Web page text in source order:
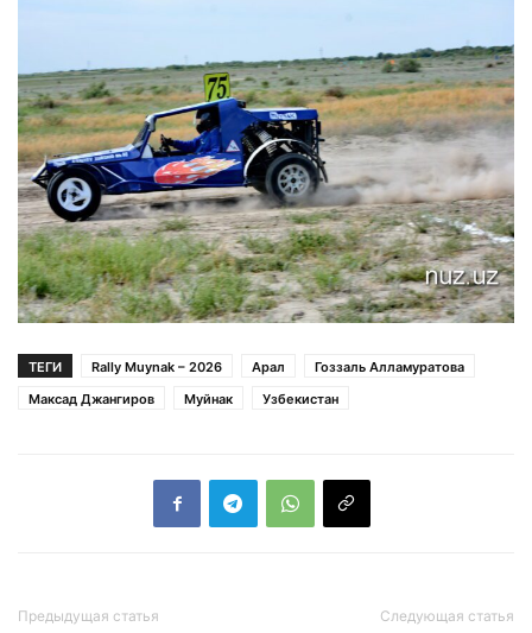
ТЕГИ Rally Muynak – 2026 Арал
Гоззаль Алламуратова
Максад Джангиров
Муйнак Узбекистан
Предыдущая статья Следующая статья